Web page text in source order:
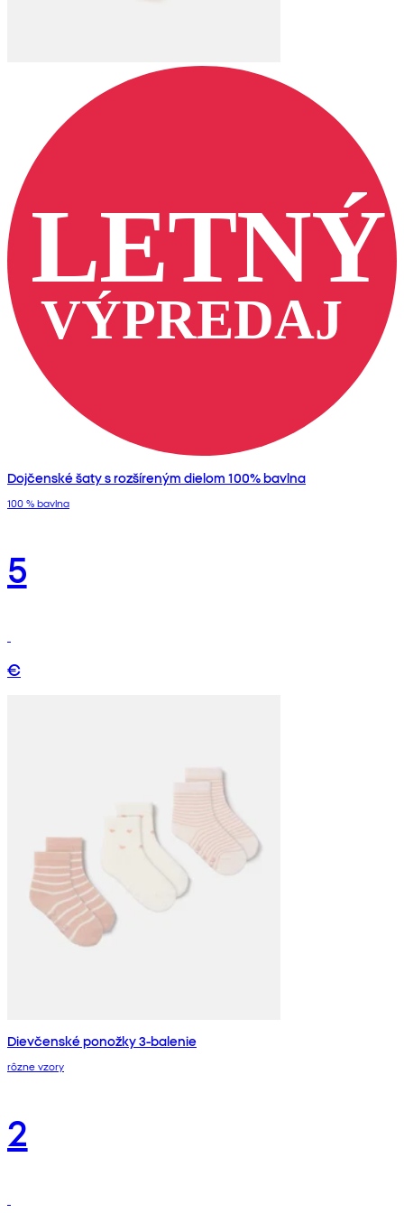
Dojčenské šaty s rozšíreným dielom 100% bavlna
100 % bavlna
5
€
Dievčenské ponožky 3-balenie
rôzne vzory
2